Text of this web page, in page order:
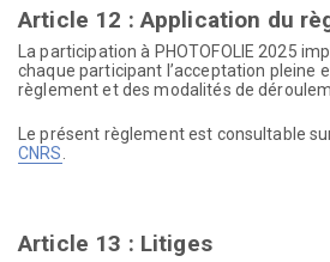
Article 12 : Application du
La participation à PHOTOFOLIE 2025
chaque participant l’acceptation pleine
règlement et des modalités de
Le présent règlement est consultable
CNRS.
Article 13 : Litiges